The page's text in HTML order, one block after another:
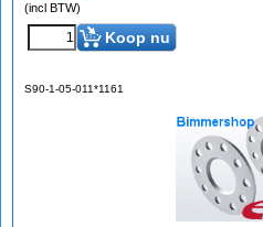
(incl BTW)
Koop nu
S90-1-05-011*1161